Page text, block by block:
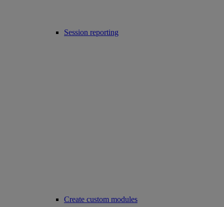
Session reporting
Create custom modules